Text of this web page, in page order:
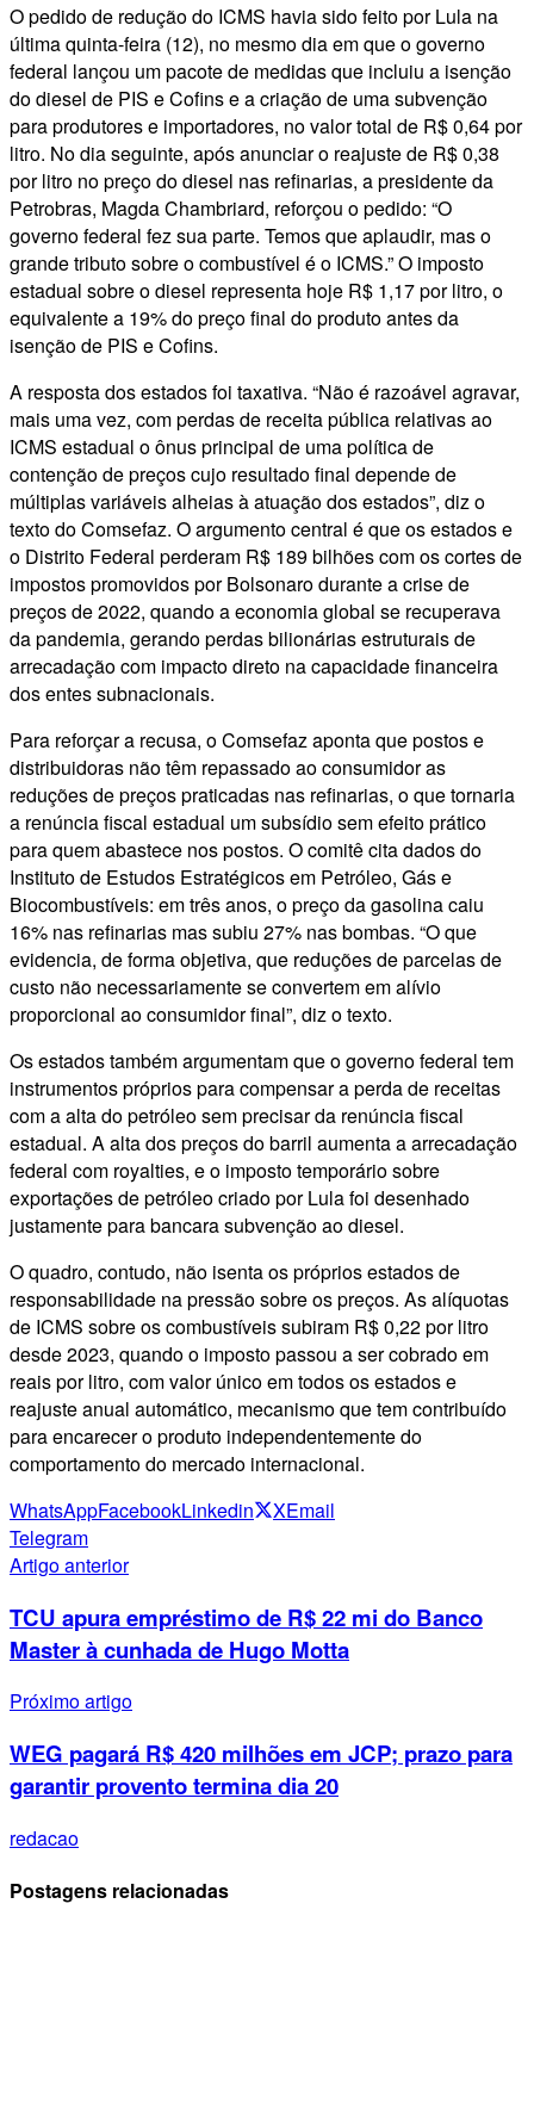
O pedido de redução do ICMS havia sido feito por Lula na
última quinta-feira (12), no mesmo dia em que o governo
federal lançou um pacote de medidas que incluiu a isenção
do diesel de PIS e Cofins e a criação de uma subvenção
para produtores e importadores, no valor total de R$ 0,64 por
litro. No dia seguinte, após anunciar o reajuste de R$ 0,38
por litro no preço do diesel nas refinarias, a presidente da
Petrobras, Magda Chambriard, reforçou o pedido: “O
governo federal fez sua parte. Temos que aplaudir, mas o
grande tributo sobre o combustível é o ICMS.” O imposto
estadual sobre o diesel representa hoje R$ 1,17 por litro, o
equivalente a 19% do preço final do produto antes da
isenção de PIS e Cofins.
A resposta dos estados foi taxativa. “Não é razoável agravar,
mais uma vez, com perdas de receita pública relativas ao
ICMS estadual o ônus principal de uma política de
contenção de preços cujo resultado final depende de
múltiplas variáveis alheias à atuação dos estados”, diz o
texto do Comsefaz. O argumento central é que os estados e
o Distrito Federal perderam R$ 189 bilhões com os cortes de
impostos promovidos por Bolsonaro durante a crise de
preços de 2022, quando a economia global se recuperava
da pandemia, gerando perdas bilionárias estruturais de
arrecadação com impacto direto na capacidade financeira
dos entes subnacionais.
Para reforçar a recusa, o Comsefaz aponta que postos e
distribuidoras não têm repassado ao consumidor as
reduções de preços praticadas nas refinarias, o que tornaria
a renúncia fiscal estadual um subsídio sem efeito prático
para quem abastece nos postos. O comitê cita dados do
Instituto de Estudos Estratégicos em Petróleo, Gás e
Biocombustíveis: em três anos, o preço da gasolina caiu
16% nas refinarias mas subiu 27% nas bombas. “O que
evidencia, de forma objetiva, que reduções de parcelas de
custo não necessariamente se convertem em alívio
proporcional ao consumidor final”, diz o texto.
Os estados também argumentam que o governo federal tem
instrumentos próprios para compensar a perda de receitas
com a alta do petróleo sem precisar da renúncia fiscal
estadual. A alta dos preços do barril aumenta a arrecadação
federal com royalties, e o imposto temporário sobre
exportações de petróleo criado por Lula foi desenhado
justamente para bancara subvenção ao diesel.
O quadro, contudo, não isenta os próprios estados de
responsabilidade na pressão sobre os preços. As alíquotas
de ICMS sobre os combustíveis subiram R$ 0,22 por litro
desde 2023, quando o imposto passou a ser cobrado em
reais por litro, com valor único em todos os estados e
reajuste anual automático, mecanismo que tem contribuído
para encarecer o produto independentemente do
comportamento do mercado internacional.
WhatsAppFacebookLinkedin XEmail
Telegram
Artigo anterior
TCU apura empréstimo de R$ 22 mi do Banco
Master à cunhada de Hugo Motta
Próximo artigo
WEG pagará R$ 420 milhões em JCP; prazo para
garantir provento termina dia 20
redacao
Postagens relacionadas